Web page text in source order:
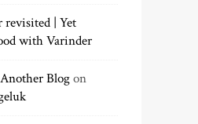
| Yet
with Varinder
Blogon